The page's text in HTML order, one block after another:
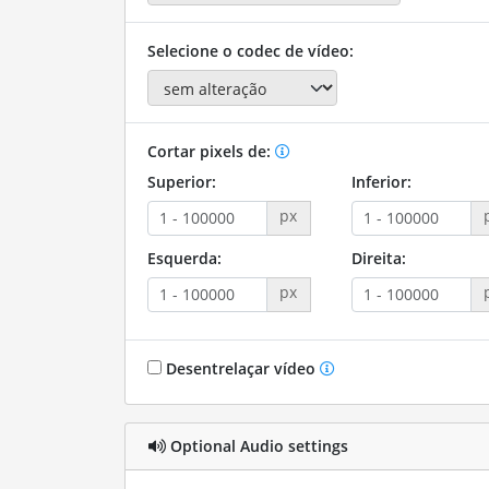
Selecione o codec de vídeo:
Cortar pixels de:
Superior:
px
Inferior:
Esquerda:
px
Direita:
Desentrelaçar vídeo
Optional Audio settings